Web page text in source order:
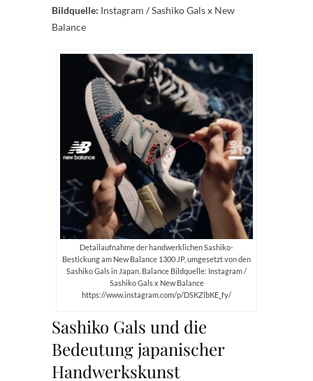
Bildquelle: Instagram / Sashiko Gals x New
Balance
Detailaufnahme der handwerklichen Sashiko-
Bestickung am New Balance 1300 JP, umgesetzt von den
Sashiko Gals in Japan. Balance Bildquelle: Instagram /
Sashiko Gals x New Balance
https://www.instagram.com/p/DSKZlbKE_fy/
Sashiko Gals und die
Bedeutung japanischer
Handwerkskunst